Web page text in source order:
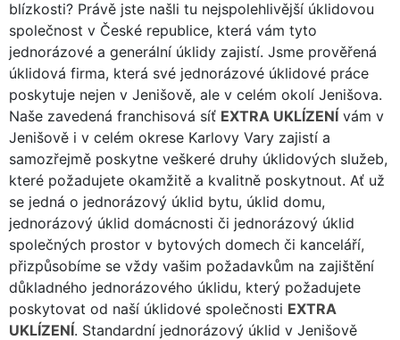
blízkosti? Právě jste našli tu nejspolehlivější úklidovou
společnost v České republice, která vám tyto
jednorázové a generální úklidy zajistí. Jsme prověřená
úklidová firma, která své jednorázové úklidové práce
poskytuje nejen v Jenišově, ale v celém okolí Jenišova.
Naše zavedená franchisová síť EXTRA UKLÍZENÍ vám v
Jenišově i v celém okrese Karlovy Vary zajistí a
samozřejmě poskytne veškeré druhy úklidových služeb,
které požadujete okamžitě a kvalitně poskytnout. Ať už
se jedná o jednorázový úklid bytu, úklid domu,
jednorázový úklid domácnosti či jednorázový úklid
společných prostor v bytových domech či kanceláří,
přizpůsobíme se vždy vašim požadavkům na zajištění
důkladného jednorázového úklidu, který požadujete
poskytovat od naší úklidové společnosti EXTRA
UKLÍZENÍ. Standardní jednorázový úklid v Jenišově